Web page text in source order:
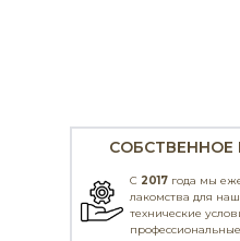
С 2017 года мы
лакомства для
технические
профессиональные